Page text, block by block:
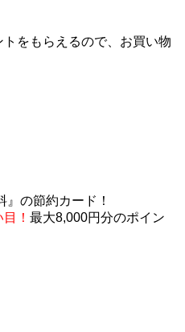
のデビットカードPoint＋で最大
ンクデビットとどっちが良い？
の点字っている？デメリット3
でいろいろ手数料徴収へ！8/3
をもらえるので、お買い物
』の節約カード！
！ 最大8,000円分のポイン